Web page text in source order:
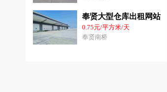
奉贤大型仓库出租网站
0.75元/平方米/天
奉贤南桥